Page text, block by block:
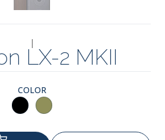
|
LX-2 MKII
COLOR